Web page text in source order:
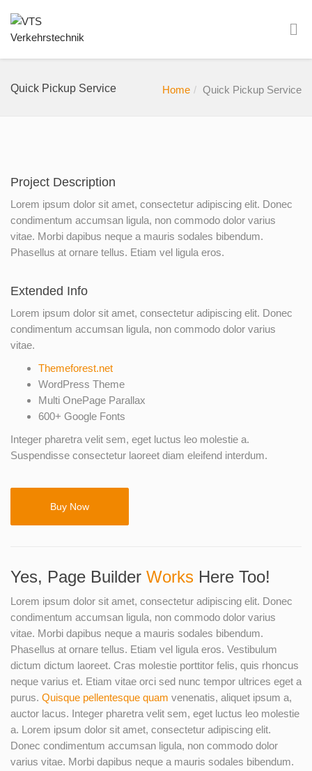
Quick Pickup Service Home Quick Pickup Service
Project Description
Lorem ipsum dolor sit amet, consectetur adipiscing elit. Donec
condimentum accumsan ligula, non commodo dolor varius
vitae. Morbi dapibus neque a mauris sodales bibendum.
Phasellus at ornare tellus. Etiam vel ligula eros.
Extended Info
Lorem ipsum dolor sit amet, consectetur adipiscing elit. Donec
condimentum accumsan ligula, non commodo dolor varius
vitae.
Themeforest.net
WordPress Theme
Multi OnePage Parallax
600+ Google Fonts
Integer pharetra velit sem, eget luctus leo molestie a.
Suspendisse consectetur laoreet diam eleifend interdum.
Buy Now
Yes, Page Builder Works Here Too!
Lorem ipsum dolor sit amet, consectetur adipiscing elit. Donec
condimentum accumsan ligula, non commodo dolor varius
vitae. Morbi dapibus neque a mauris sodales bibendum.
Phasellus at ornare tellus. Etiam vel ligula eros. Vestibulum
dictum dictum laoreet. Cras molestie porttitor felis, quis rhoncus
neque varius et. Etiam vitae orci sed nunc tempor ultrices eget a
purus. Quisque pellentesque quam venenatis, aliquet ipsum a,
auctor lacus. Integer pharetra velit sem, eget luctus leo molestie
a. Lorem ipsum dolor sit amet, consectetur adipiscing elit.
Donec condimentum accumsan ligula, non commodo dolor
varius vitae. Morbi dapibus neque a mauris sodales bibendum.